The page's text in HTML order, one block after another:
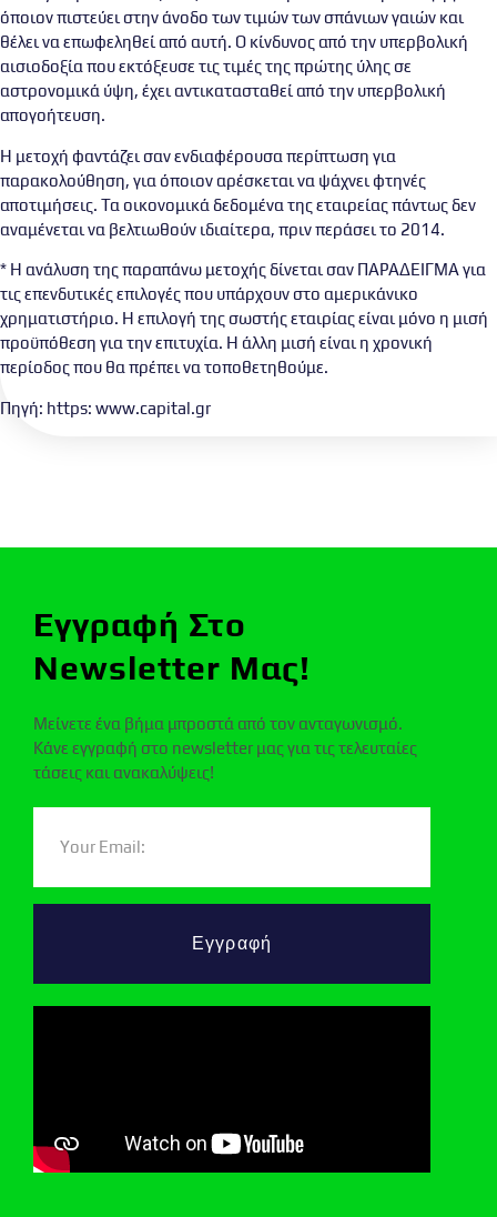
όποιον πιστεύει στην άνοδο των τιμών των σπάνιων γαιών και
θέλει να επωφεληθεί από αυτή. Ο κίνδυνος από την υπερβολική
αισιοδοξία που εκτόξευσε τις τιμές της πρώτης ύλης σε
αστρονομικά ύψη, έχει αντικατασταθεί από την υπερβολική
απογοήτευση.
Η μετοχή φαντάζει σαν ενδιαφέρουσα περίπτωση για
παρακολούθηση, για όποιον αρέσκεται να ψάχνει φτηνές
αποτιμήσεις. Τα οικονομικά δεδομένα της εταιρείας πάντως δεν
αναμένεται να βελτιωθούν ιδιαίτερα, πριν περάσει το 2014.
* Η ανάλυση της παραπάνω μετοχής δίνεται σαν ΠΑΡΑΔΕΙΓΜΑ για
τις επενδυτικές επιλογές που υπάρχουν στο αμερικάνικο
χρηματιστήριο. Η επιλογή της σωστής εταιρίας είναι μόνο η μισή
προϋπόθεση για την επιτυχία. Η άλλη μισή είναι η χρονική
περίοδος που θα πρέπει να τοποθετηθούμε.
Πηγή: https: www.capital.gr
Εγγραφή Στο
Newsletter Μας!
Μείνετε ένα βήμα μπροστά από τον ανταγωνισμό.
Κάνε εγγραφή στο newsletter μας για τις τελευταίες
τάσεις και ανακαλύψεις!
Εγγραφή